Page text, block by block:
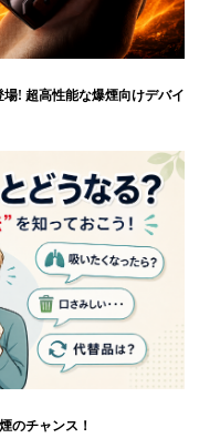
! 超高性能な爆煙向けデバイ
のチャンス！